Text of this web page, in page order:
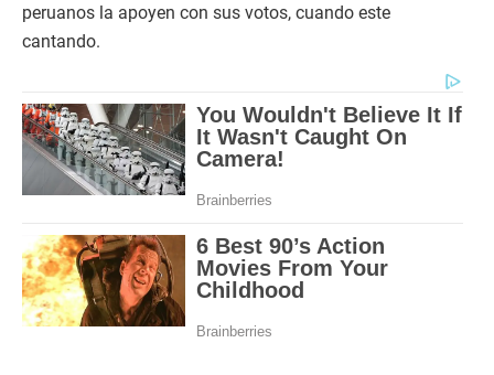
peruanos la apoyen con sus votos, cuando este
cantando.